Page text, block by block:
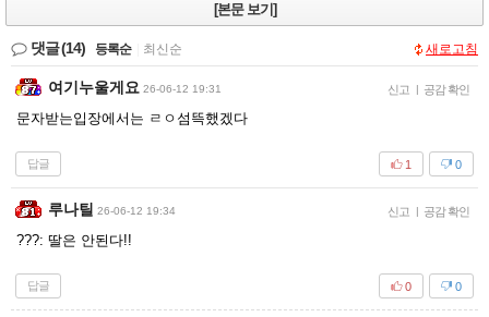
[본문 보기]
댓글(14) 등록순 최신순 새로고침
여기누울게요 26-06-12 19:31 신고 | 공감 확인
문자받는입장에서는 ㄹㅇ섬뜩했겠다
답글 0
1
루나틸 26-06-12 19:34 신고 | 공감 확인
???: 딸은 안된다!!
답글 0
0